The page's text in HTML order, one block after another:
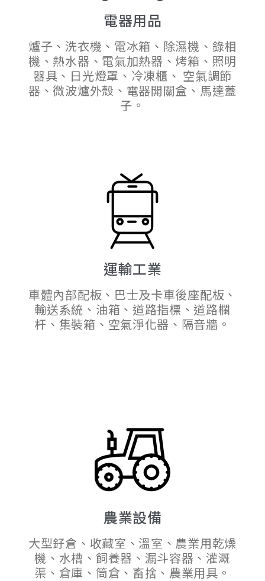
電器用品
爐子、洗衣機、電冰箱、除濕機、錄相
機、熱水器、電氣加熱器、烤箱、照明
器具、日光燈罩、冷凍櫃、 空氣調節
器、微波爐外殼、電器開關盒、馬達蓋
子。
運輸工業
車體內部配板、巴士及卡車後座配板、
輸送系統、油箱、道路指標、道路欄
杆、集裝箱、空氣淨化器、隔音牆。
農業設備
大型釨倉、收藏室、溫室、農業用乾燥
機、水槽、飼養器、漏斗容器、灌溉
渠、倉庫、筒倉、畜捨、農業用具。